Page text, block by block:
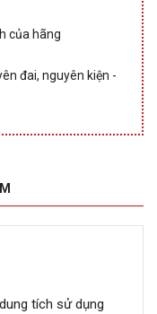
của hãng
đai, nguyên kiện -
tích sử dụng